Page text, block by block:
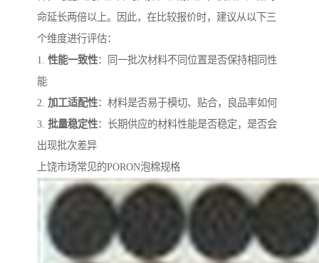
命延长两倍以上。因此，在比较报价时，建议从以下三
个维度进行评估：
1. 性能一致性：同一批次材料不同位置是否保持相同性
能
2. 加工适配性：材料是否易于模切、贴合，良品率如何
3. 批量稳定性：长期供应的材料性能是否稳定，是否会
出现批次差异
上饶市场常见的PORON泡棉规格